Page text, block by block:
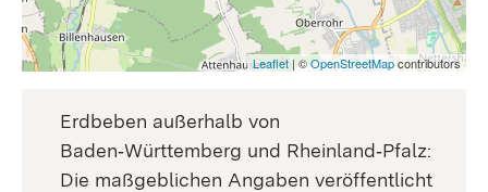
Leaflet | ©OpenStreetMapcontributors
Erdbeben außerhalb von
Baden‑Württemberg und Rheinland‑Pfalz:
Die maßgeblichen Angaben veröffentlicht